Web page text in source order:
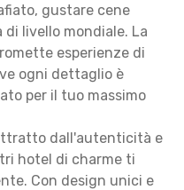
gustare cene
livello mondiale. La
esperienze di
ogni dettaglio è
per il tuo massimo
dall'autenticità e
hotel di charme ti
Con design unici e